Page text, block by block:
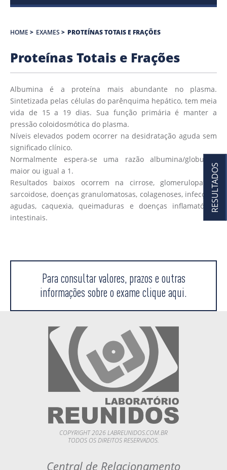
HOME > EXAMES > PROTEÍNAS TOTAIS E FRAÇÕES
Proteínas Totais e Frações
Albumina é a proteína mais abundante no plasma.
Sintetizada pelas células do parênquima hepático, tem meia
vida de 15 a 19 dias. Sua função primária é manter a
pressão coloidosmótica do plasma.
Níveis elevados podem ocorrer na desidratação aguda sem
significado clínico.
Normalmente espera-se uma razão albumina/globulina
maior ou igual a 1.
Resultados baixos ocorrem na cirrose, glomerulopatias,
sarcoidose, doenças granulomatosas, colagenoses, infecções
agudas, caquexia, queimaduras e doenças inflamatórias
intestinais.
Para consultar valores, prazos e outras
informações sobre o exame clique aqui.
COPYRIGHT 2026 LABREUNIDOS.COM.BR
TODOS OS DIREITOS RESERVADOS.
Central de Relacionamento
RESULTADOS